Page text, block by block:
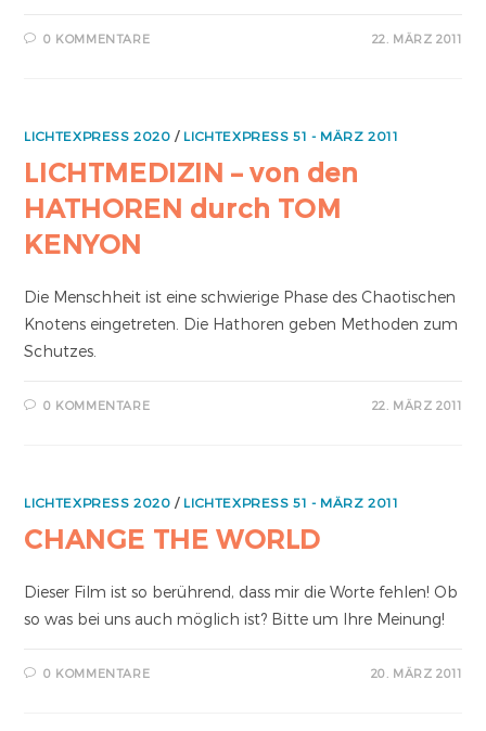
0 KOMMENTARE 22. MÄRZ 2011
LICHTEXPRESS 2020 / LICHTEXPRESS 51 - MÄRZ 2011
LICHTMEDIZIN – von den
HATHOREN durch TOM
KENYON
Die Menschheit ist eine schwierige Phase des Chaotischen
Knotens eingetreten. Die Hathoren geben Methoden zum
Schutzes.
0 KOMMENTARE 22. MÄRZ 2011
LICHTEXPRESS 2020 / LICHTEXPRESS 51 - MÄRZ 2011
CHANGE THE WORLD
Dieser Film ist so berührend, dass mir die Worte fehlen! Ob
so was bei uns auch möglich ist? Bitte um Ihre Meinung!
0 KOMMENTARE 20. MÄRZ 2011